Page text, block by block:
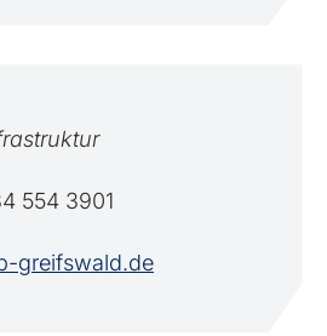
554 3901
greifswald.de